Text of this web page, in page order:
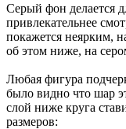
Серый фон делается
привлекательнее
покажется неярким,
об этом ниже, на
Любая фигура
было видно что шар
слой ниже круга
размеров: